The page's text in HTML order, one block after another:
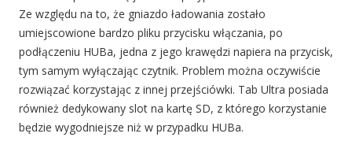
Ze względu na to, że gniazdo ładowania zostało
umiejscowione bardzo pliku przycisku włączania, po
podłączeniu HUBa, jedna z jego krawędzi napiera na przycisk,
tym samym wyłączając czytnik. Problem można oczywiście
rozwiązać korzystając z innej przejściówki. Tab Ultra posiada
również dedykowany slot na kartę SD, z którego korzystanie
będzie wygodniejsze niż w przypadku HUBa.